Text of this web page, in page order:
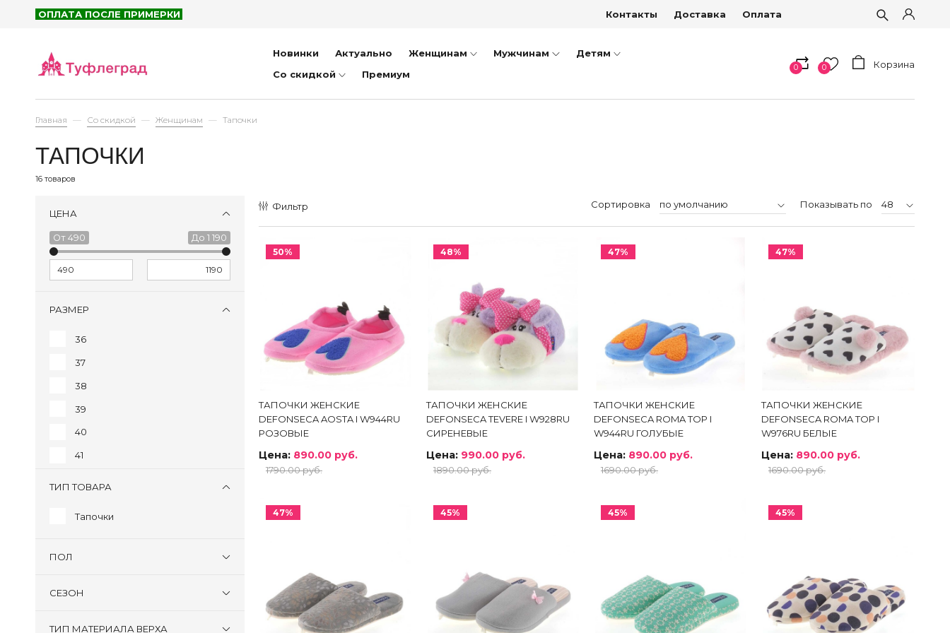
ОПЛАТА ПОСЛЕ ПРИМЕРКИ Контакты Доставка Оплата
Новинки Актуально Женщинам Мужчинам
Детям
Со скидкой
Премиум
0 0 Корзина
Главная Со скидкой Женщинам Тапочки
ТАПОЧКИ
16 товаров
ЦЕНА
490 1 190
РАЗМЕР
36
37
38
39
40
41
ТИП ТОВАРА
Тапочки
ПОЛ
СЕЗОН
ТИП МАТЕРИАЛА ВЕРХА
Фильтр Сортировка Показывать по
50%
ТАПОЧКИ ЖЕНСКИЕ
DEFONSECA AOSTA I W944RU
РОЗОВЫЕ
Цена: 890.00 руб.
1790.00 руб.
48%
ТАПОЧКИ ЖЕНСКИЕ
DEFONSECA TEVERE I W928RU
СИРЕНЕВЫЕ
Цена: 990.00 руб.
1890.00 руб.
47%
ТАПОЧКИ ЖЕНСКИЕ
DEFONSECA ROMA TOP I
W944RU ГОЛУБЫЕ
Цена: 890.00 руб.
1690.00 руб.
47%
ТАПОЧКИ ЖЕНСКИЕ
DEFONSECA ROMA TOP I
W976RU БЕЛЫЕ
Цена: 890.00 руб.
1690.00 руб.
47% 45% 45% 45%
Кроссовки и Кеды
Туфли
Кроссовки и Кеды
Сумки
Со скидкой
Полуботинки
Сумки
Сапоги и Ботинки